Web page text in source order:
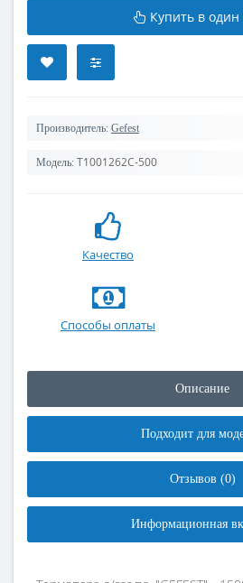
Купить в один
Производитель: Gefest
Модель: T1001262C-500
Качество
Способы оплаты
Описание
Подходит для
Отзывов (0)
Информационная